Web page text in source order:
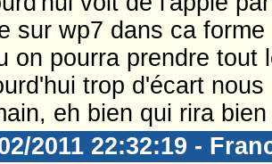
sur wp7 dans ca
on pourra prendre tout
trop d'écart nous
eh bien qui rira
2011 22:32:19 -